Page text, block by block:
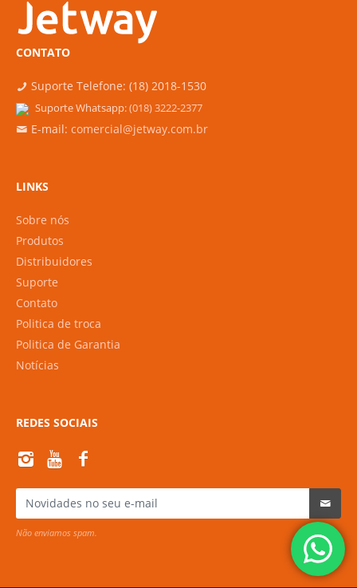
CONTATO
Suporte Telefone: (18) 2018-1530
Suporte Whatsapp:(018) 3222-2377
E-mail: comercial@jetway.com.br
LINKS
Sobre nós
Produtos
Distribuidores
Suporte
Contato
Politica de troca
Politica de Garantia
Notícias
REDES SOCIAIS
Não enviamos spam.